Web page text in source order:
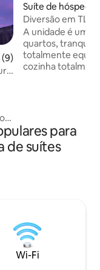
uma avaliação média
(9)
Suíte de hóspedes
Yafo
Diversão em TLV
A unidade é uma
quartos,
totalmente
cozinha
apartamento
3 quartos no
para
de suítes
Wi-Fi